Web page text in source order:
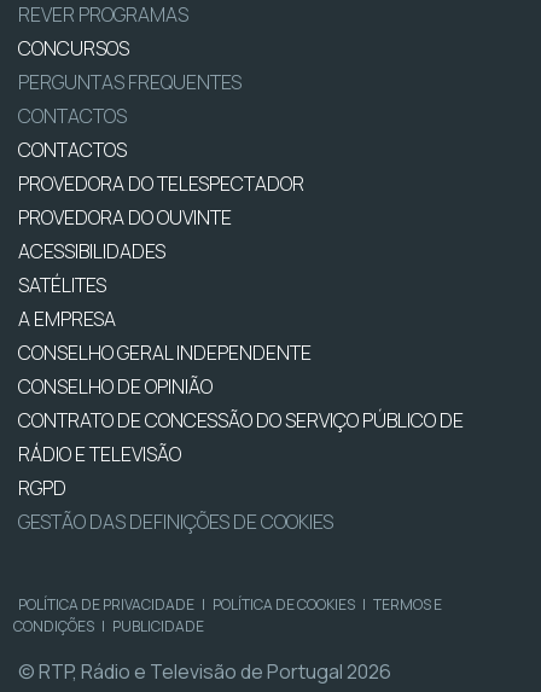
REVER PROGRAMAS
CONCURSOS
PERGUNTAS FREQUENTES
CONTACTOS
CONTACTOS
PROVEDORA DO TELESPECTADOR
PROVEDORA DO OUVINTE
ACESSIBILIDADES
SATÉLITES
A EMPRESA
CONSELHO GERAL INDEPENDENTE
CONSELHO DE OPINIÃO
CONTRATO DE CONCESSÃO DO SERVIÇO PÚBLICO DE
RÁDIO E TELEVISÃO
RGPD
GESTÃO DAS DEFINIÇÕES DE COOKIES
POLÍTICA DE PRIVACIDADE | POLÍTICA DE COOKIES | TERMOS E
CONDIÇÕES | PUBLICIDADE
© RTP, Rádio e Televisão de Portugal 2026